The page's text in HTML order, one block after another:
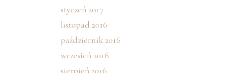
styczeń 2017
listopad 2016
październik 2016
wrzesień 2016
sierpień 2016